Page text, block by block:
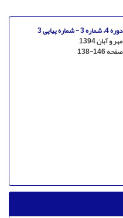
دوره 4، شماره 3 - شماره پیاپی 3
مهر و آبان 1394
صفحه138-146